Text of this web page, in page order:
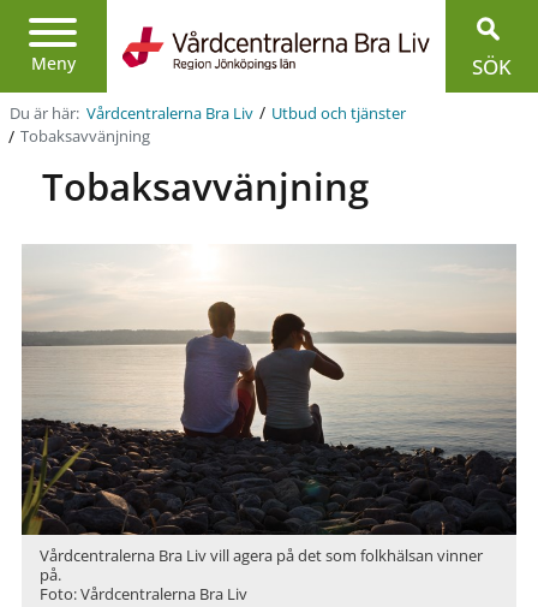
Meny
Region
Jönköpings
län
SÖK
Du är här: Vårdcentralerna Bra Liv / Utbud och tjänster
/ Tobaksavvänjning
Tobaksavvänjning
Vårdcentralerna Bra Liv vill agera på det som folkhälsan vinner
på.
Foto: Vårdcentralerna Bra Liv